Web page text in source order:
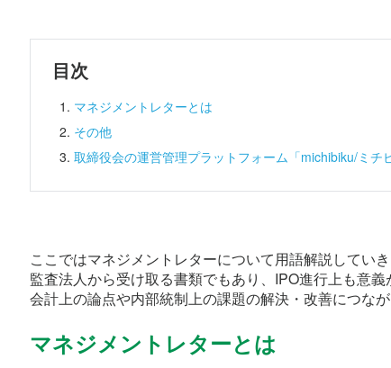
目次
マネジメントレターとは
その他
取締役会の運営管理プラットフォーム「michibiku/ミチ
ここではマネジメントレターについて用語解説していき
監査法人から受け取る書類でもあり、IPO進行上も意義
会計上の論点や内部統制上の課題の解決・改善につな
マネジメントレターとは